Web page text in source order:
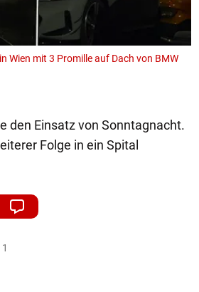
Wien mit 3 Promille auf Dach von BMW
den Einsatz von Sonntagnacht.
Folge in ein Spital